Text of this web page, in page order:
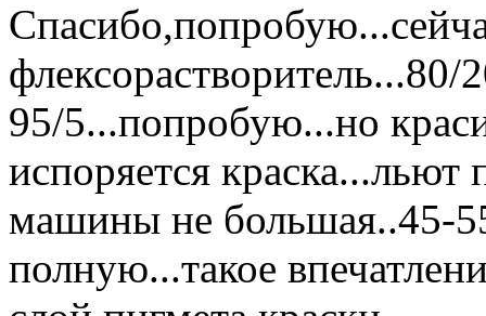
флексорастворитель...80/
95/5...попробую...но
испоряется
машины не большая..45-
полную...такое